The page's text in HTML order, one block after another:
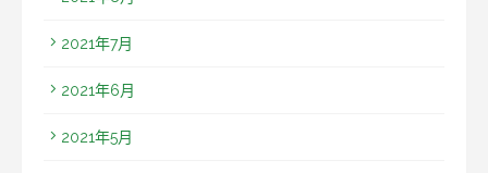
2021年7月
2021年6月
2021年5月